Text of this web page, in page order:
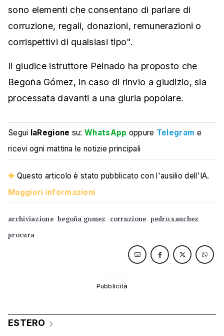
sono elementi che consentano di parlare di
corruzione, regali, donazioni, remunerazioni o
corrispettivi di qualsiasi tipo".
Il giudice istruttore Peinado ha proposto che
Begoña Gómez, in caso di rinvio a giudizio, sia
processata davanti a una giuria popolare.
Segui laRegione su:WhatsApp oppure Telegram e
ricevi ogni mattina le notizie principali
Questo articolo è stato pubblicato con l'ausilio dell'IA.
Maggiori informazioni
archiviazione begoña gomez corruzione pedro sanchez
procura
ESTERO